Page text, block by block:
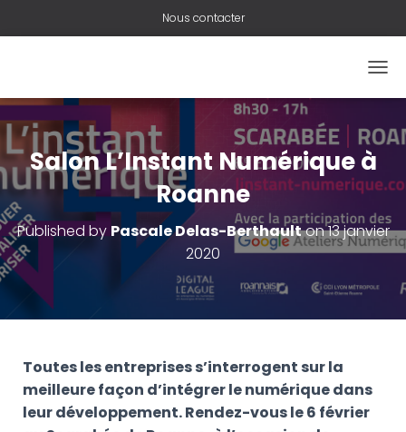
Nous contacter
U
R
I
/
E
R
M
R
A
Salon L’Instant Numérique à
Roanne
Published by Pascale Delas-Berthaulton13 janvier
2020
Toutes les entreprises s’interrogent sur la
meilleure façon d’intégrer le numérique dans
leur développement. Rendez-vous le 6 février